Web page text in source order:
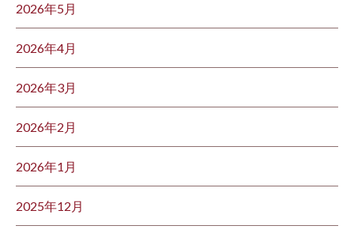
2026年5月
2026年4月
2026年3月
2026年2月
2026年1月
2025年12月